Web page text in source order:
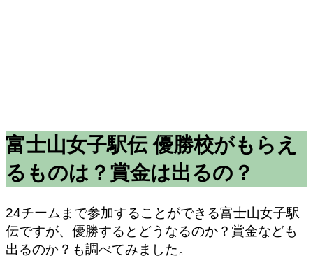
富士山女子駅伝 優勝校がもらえ
るものは？賞金は出るの？
24チームまで参加することができる富士山女子駅
伝ですが、優勝するとどうなるのか？賞金なども
出るのか？も調べてみました。